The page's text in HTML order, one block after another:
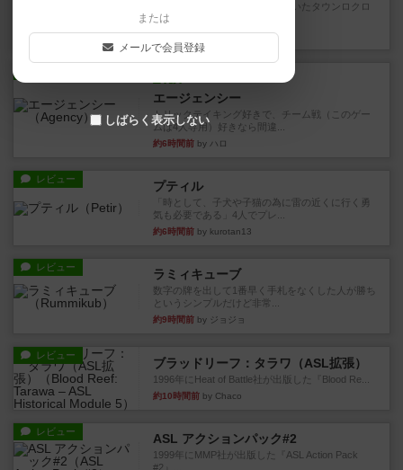
以前オインクゲームスから出ていたタウンロクロ
クというゲームのリメイク版...
約3時間前by ぽっぽーくるっぽー
エージェンシー
トリックテイキング好きで、チーム戦（このゲー
ムは4人専用）好きなら間違...
約6時間前 by ハロ
レビュー プティル
「時として、子犬や子猫の為に雷の近くに行く勇
気も必要である」4人でプレ...
約6時間前 by kurotan13
レビュー ラミィキューブ
数字の牌を出して1番早く手札をなくした人が勝ち
というシンプルだけど非常...
約9時間前 by ジョジョ
レビュー
ブラッドリーフ：タラワ（ASL拡張）
1996年にHeat of Battle社が出版した『Blood Re...
約10時間前 by Chaco
レビュー ASL アクションパック#2
1999年にMMP社が出版した『ASL Action Pack
#2』...
または
メールで会員登録
しばらく表示しない